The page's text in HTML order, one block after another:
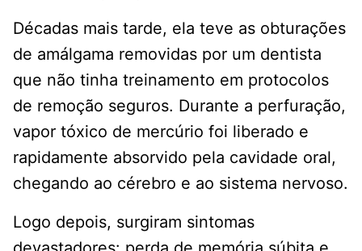
Décadas mais tarde, ela teve as obturações
de amálgama removidas por um dentista
que não tinha treinamento em protocolos
de remoção seguros. Durante a perfuração,
vapor tóxico de mercúrio foi liberado e
rapidamente absorvido pela cavidade oral,
chegando ao cérebro e ao sistema nervoso.
Logo depois, surgiram sintomas